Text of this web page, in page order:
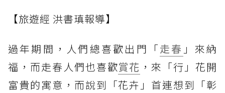
【旅遊經 洪書瑱報導】
過年期間，人們總喜歡出門「走春 」來納
福，而走春人們也喜歡賞花 ，來「行」花開
富貴的寓意，而說到「花卉」首連想到「彰